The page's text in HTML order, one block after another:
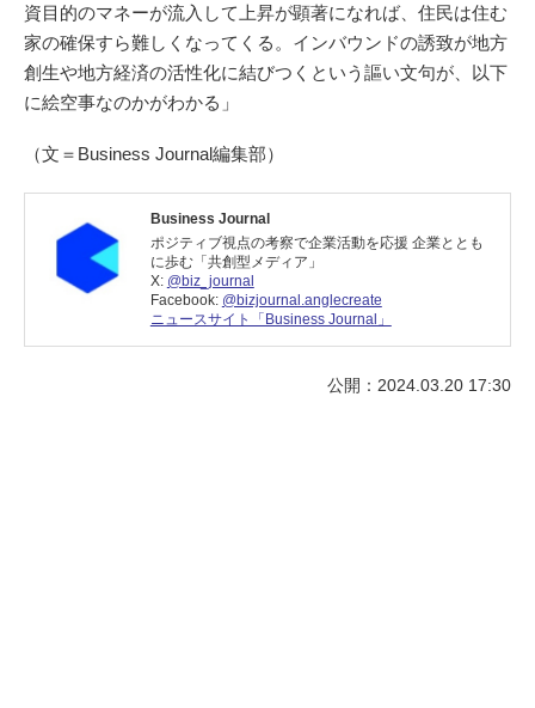
資目的のマネーが流入して上昇が顕著になれば、住民は住む
家の確保すら難しくなってくる。インバウンドの誘致が地方
創生や地方経済の活性化に結びつくという謳い文句が、以下
に絵空事なのかがわかる」
（文＝Business Journal編集部）
Business Journal
ポジティブ視点の考察で企業活動を応援 企業ととも
に歩む「共創型メディア」
X: @biz_journal
Facebook: @bizjournal.anglecreate
ニュースサイト「Business Journal」
公開：2024.03.20 17:30